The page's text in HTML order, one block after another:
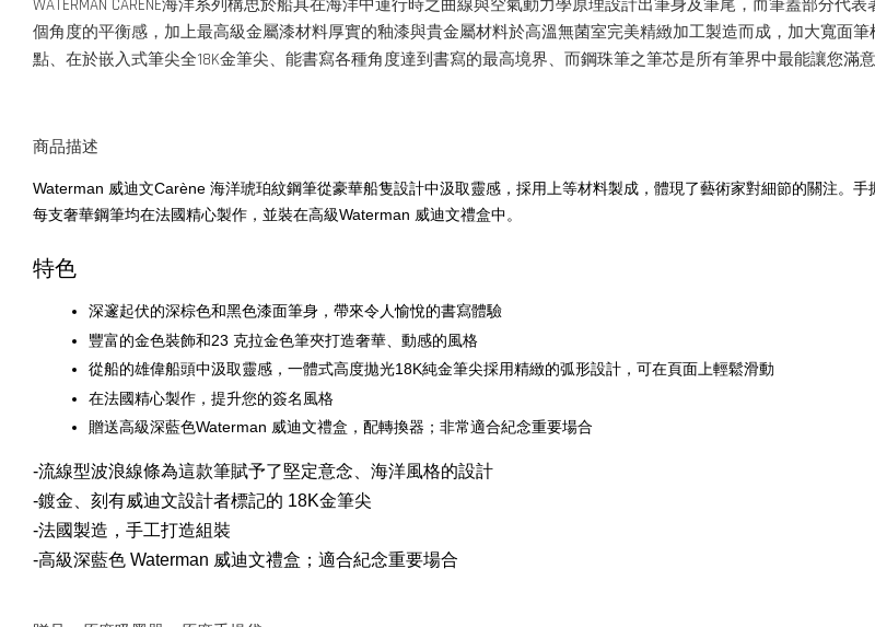
WATERMAN CARENE海洋系列構思於船具在海洋中運行時之曲線與空氣動力學原理設計出筆身及筆尾，而筆蓋部分
個角度的平衡感，加上最高級金屬漆材料厚實的釉漆與貴金屬材料於高溫無菌室完美精緻加工製造而成，加大寬面
點、在於嵌入式筆尖全18K金筆尖、能書寫各種角度達到書寫的最高境界、而鋼珠筆之筆芯是所有筆界中最能讓您滿
商品描述
Waterman 威迪文Carène 海洋琥珀紋鋼筆從豪華船隻設計中汲取靈感，採用上等材料製成，體現了藝術家對細節的關注。
每支奢華鋼筆均在法國精心製作，並裝在高級Waterman 威迪文禮盒中。
特色
深邃起伏的深棕色和黑色漆面筆身，帶來令人愉悅的書寫體驗
豐富的金色裝飾和23 克拉金色筆夾打造奢華、動感的風格
從船的雄偉船頭中汲取靈感，一體式高度拋光18K純金筆尖採用精緻的弧形設計，可在頁面上輕鬆滑動
在法國精心製作，提升您的簽名風格
贈送高級深藍色Waterman 威迪文禮盒，配轉換器；非常適合紀念重要場合
-流線型波浪線條為這款筆賦予了堅定意念、海洋風格的設計
-鍍金、刻有威迪文設計者標記的 18K金筆尖
-法國製造，手工打造組裝
-高級深藍色 Waterman 威迪文禮盒；適合紀念重要場合